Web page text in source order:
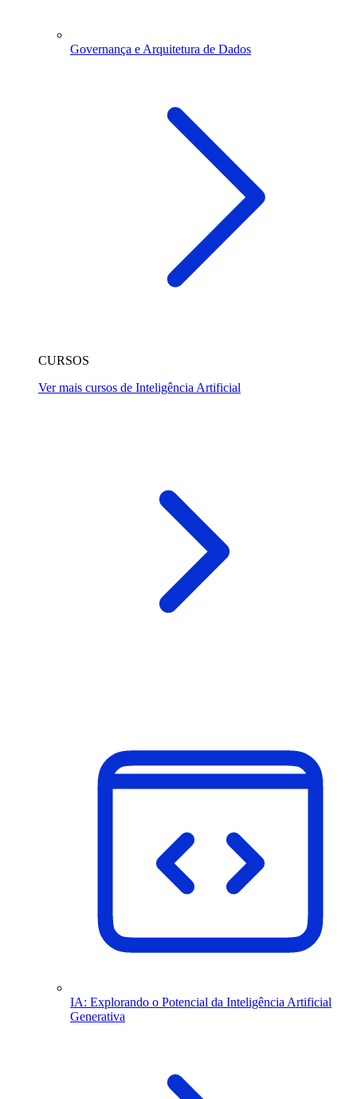
Governança e Arquitetura de Dados
CURSOS
Ver mais cursos de Inteligência Artificial
IA: Explorando o Potencial da Inteligência Artificial
Generativa